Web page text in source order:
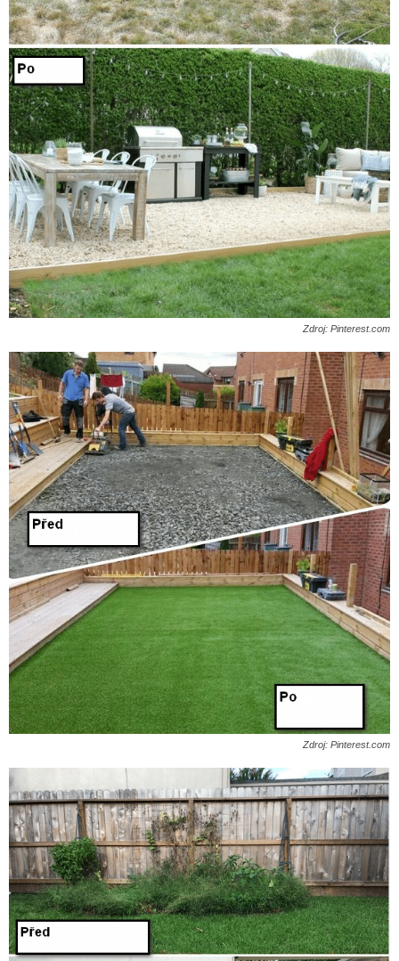
Zdroj: Pinterest.com
Zdroj: Pinterest.com